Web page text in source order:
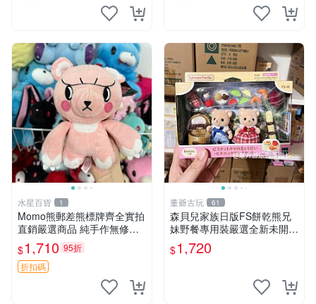
水星百貨 1
Momo熊郵差熊標牌齊全實拍
直銷嚴選商品 純手作無修圖
可收藏 郵差熊 Momo熊 標牌
商品
$1,710 95折
折扣碼
董爺古玩 61
森貝兒家族日版FS餅乾熊兄
妹野餐專用裝嚴選全新未開
封，包含兩組大童款紙盒裝，
適合收藏與分享。 餅乾熊兄
$1,720